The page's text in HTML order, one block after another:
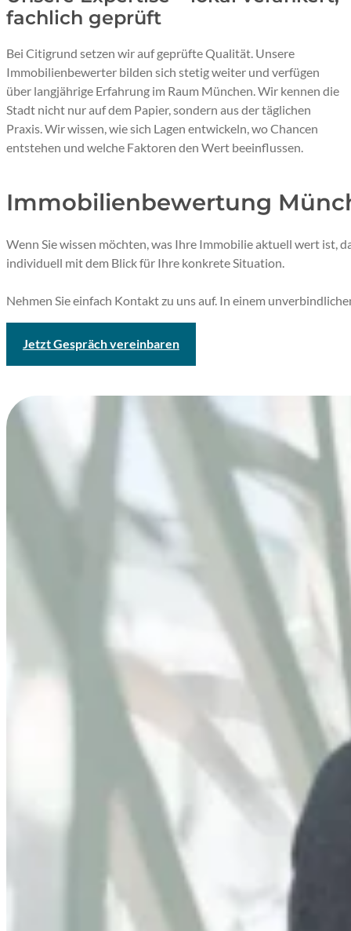
fachlich geprüft
Bei Citigrund setzen wir auf geprüfte Qualität. Unsere
Immobilienbewerter bilden sich stetig weiter und verfügen
über langjährige Erfahrung im Raum München. Wir kennen die
Stadt nicht nur auf dem Papier, sondern aus der täglichen
Praxis. Wir wissen, wie sich Lagen entwickeln, wo Chancen
entstehen und welche Faktoren den Wert beeinflussen.
Immobilienbewertung
Wenn Sie wissen möchten, was Ihre Immobilie aktuell wert ist,
individuell mit dem Blick für Ihre konkrete Situation.
Nehmen Sie einfach Kontakt zu uns auf. In einem
Jetzt Gespräch vereinbaren